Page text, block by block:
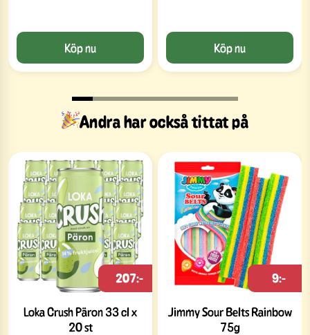
Köp nu Köp nu
Andra har också tittat på
Loka Crush Päron 33 cl x
20 st
207:-
Jimmy Sour Belts Rainbow
75g
9:-